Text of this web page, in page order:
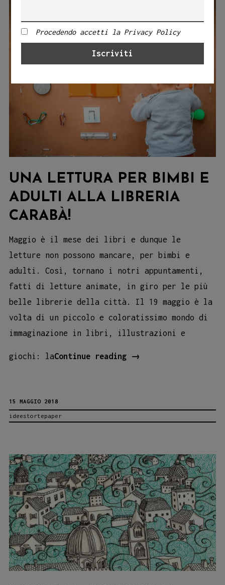
UNA LETTURA PER BIMBI E
ADULTI ALLA LIBRERIA
CARABÀ!
Maggio è il mese dei libri e dunque le
letture non possono mancare, per bimbi e
adulti. Così, tornano i notri appuntamenti,
fatti di letture animate, in giro per le più
belle librerie della città. Il 19 maggio è la
volta di un piccolo e coloratissimo mondo di
immaginazione in libri, illustrazioni e
giochi: laContinue reading
Una
libreria
Carabà!
→
15 MAGGIO 2018
ideestortepaper
Procedendo accetti la Privacy Policy